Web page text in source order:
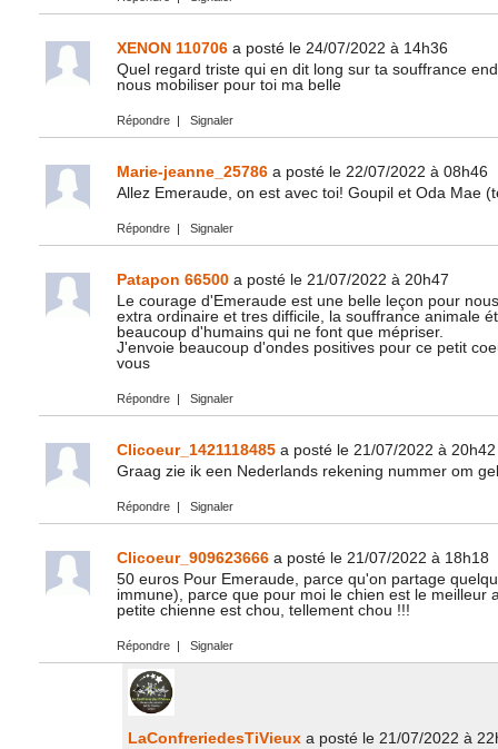
XENON 110706 a posté le 24/07/2022 à 14h36
Quel regard triste qui en dit long sur ta souffrance
nous mobiliser pour toi ma belle
Répondre | Signaler
Marie-jeanne_25786 a posté le 22/07/2022 à 08h46
Allez Emeraude, on est avec toi! Goupil et Oda Mae
Répondre | Signaler
Patapon 66500 a posté le 21/07/2022 à 20h47
Le courage d'Emeraude est une belle leçon pour
extra ordinaire et tres difficile, la souffrance animale
beaucoup d'humains qui ne font que mépriser.
J'envoie beaucoup d'ondes positives pour ce petit
vous
Répondre | Signaler
Clicoeur_1421118485 a posté le 21/07/2022 à 20h42
Graag zie ik een Nederlands rekening nummer om
Répondre | Signaler
Clicoeur_909623666 a posté le 21/07/2022 à 18h18
50 euros Pour Emeraude, parce qu'on partage
immune), parce que pour moi le chien est le meilleur
petite chienne est chou, tellement chou !!!
Répondre | Signaler
LaConfreriedesTiVieux a posté le 21/07/2022 à